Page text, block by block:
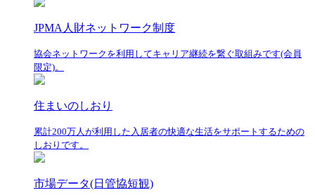
JPMA人財ネットワーク制度
協会ネットワークを利用してキャリア継続を繋ぐ取組みです(会員
限定)。
住まいのしおり
累計200万人が利用した入居者の快適な生活をサポートするための
しおりです。
市場データ(日管協短観)